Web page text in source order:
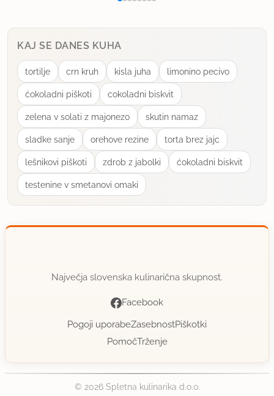
KAJ SE DANES KUHA
tortilje crn kruh kisla juha limonino pecivo
ćokoladni piškoti cokoladni biskvit
zelena v solati z majonezo skutin namaz
sladke sanje orehove rezine torta brez jajc
lešnikovi piškoti zdrob z jabolki ćokoladni biskvit
testenine v smetanovi omaki
Največja slovenska kulinarična skupnost.
Facebook
Pogoji uporabeZasebnostPiškotki
PomočTrženje
© 2026 Spletna kulinarika d.o.o.